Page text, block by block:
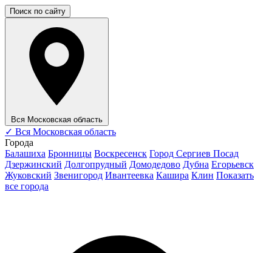
Поиск по сайту
Вся Московская область
✓ Вся Московская область
Города
Балашиха Бронницы Воскресенск Город Сергиев Посад
Дзержинский Долгопрудный Домодедово Дубна Егорьевск
Жуковский Звенигород Ивантеевка Кашира Клин Показать
все города